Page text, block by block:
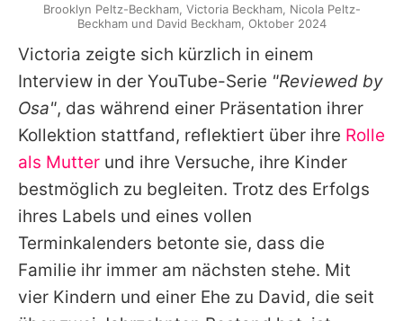
Victoria zeigte sich kürzlich in einem
Interview in der YouTube-Serie "Reviewed by
Osa", das während einer Präsentation ihrer
Kollektion stattfand, reflektiert über ihre Rolle
als Mutter und ihre Versuche, ihre Kinder
bestmöglich zu begleiten. Trotz des Erfolgs
ihres Labels und eines vollen
Terminkalenders betonte sie, dass die
Familie ihr immer am nächsten stehe. Mit
vier Kindern und einer Ehe zu David, die seit
Brooklyn Peltz-Beckham, Victoria Beckham, Nicola Peltz-
Beckham und David Beckham, Oktober 2024